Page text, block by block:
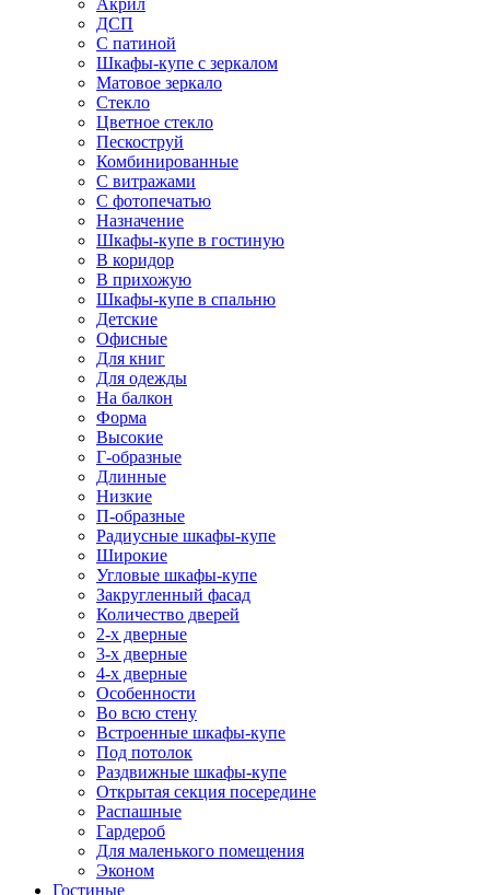
Акрил
ДСП
С патиной
Шкафы-купе с зеркалом
Матовое зеркало
Стекло
Цветное стекло
Пескоструй
Комбинированные
С витражами
С фотопечатью
Назначение
Шкафы-купе в гостиную
В коридор
В прихожую
Шкафы-купе в спальню
Детские
Офисные
Для книг
Для одежды
На балкон
Форма
Высокие
Г-образные
Длинные
Низкие
П-образные
Радиусные шкафы-купе
Широкие
Угловые шкафы-купе
Закругленный фасад
Количество дверей
2-х дверные
3-х дверные
4-х дверные
Особенности
Во всю стену
Встроенные шкафы-купе
Под потолок
Раздвижные шкафы-купе
Открытая секция посередине
Распашные
Гардероб
Для маленького помещения
Эконом
Гостиные